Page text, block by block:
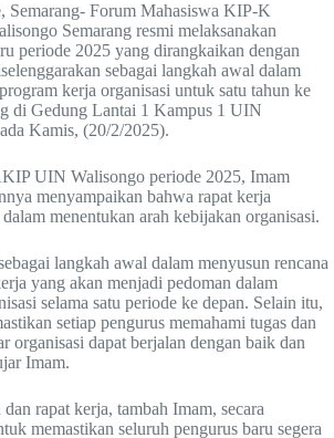
Forum Mahasiswa KIP-K
Semarang resmi melaksanakan
periode 2025 yang dirangkaikan dengan
sebagai langkah awal dalam
kerja organisasi untuk satu tahun ke
di Gedung Lantai 1 Kampus 1 UIN
Kamis, (20/2/2025).
UIN Walisongo periode 2025, Imam
menyampaikan bahwa rapat kerja
menentukan arah kebijakan organisasi.
langkah awal dalam menyusun rencana
yang akan menjadi pedoman dalam
selama satu periode ke depan. Selain itu,
setiap pengurus memahami tugas dan
organisasi dapat berjalan dengan baik dan
Imam.
rapat kerja, tambah Imam, secara
memastikan seluruh pengurus baru segera